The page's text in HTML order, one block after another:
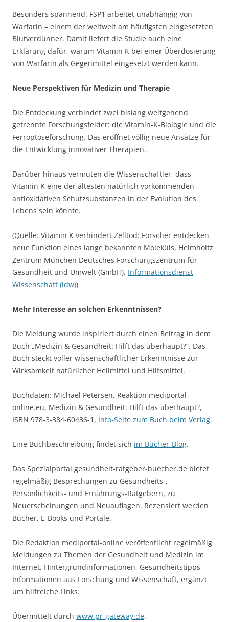
Besonders spannend: FSP1 arbeitet unabhängig von
Warfarin – einem der weltweit am häufigsten eingesetzten
Blutverdünner. Damit liefert die Studie auch eine
Erklärung dafür, warum Vitamin K bei einer Überdosierung
von Warfarin als Gegenmittel eingesetzt werden kann.
Neue Perspektiven für Medizin und Therapie
Die Entdeckung verbindet zwei bislang weitgehend
getrennte Forschungsfelder: die Vitamin-K-Biologie und die
Ferroptoseforschung. Das eröffnet völlig neue Ansätze für
die Entwicklung innovativer Therapien.
Darüber hinaus vermuten die Wissenschaftler, dass
Vitamin K eine der ältesten natürlich vorkommenden
antioxidativen Schutzsubstanzen in der Evolution des
Lebens sein könnte.
(Quelle: Vitamin K verhindert Zelltod: Forscher entdecken
neue Funktion eines lange bekannten Moleküls, Helmholtz
Zentrum München Deutsches Forschungszentrum für
Gesundheit und Umwelt (GmbH), Informationsdienst
Wissenschaft (idw))
Mehr Interesse an solchen Erkenntnissen?
Die Meldung wurde inspiriert durch einen Beitrag in dem
Buch „Medizin & Gesundheit: Hilft das überhaupt?“. Das
Buch steckt voller wissenschaftlicher Erkenntnisse zur
Wirksamkeit natürlicher Heilmittel und Hilfsmittel.
Buchdaten: Michael Petersen, Reaktion mediportal-
online.eu, Medizin & Gesundheit: Hilft das überhaupt?,
ISBN 978-3-384-60436-1, Info-Seite zum Buch beim Verlag.
Eine Buchbeschreibung findet sich im Bücher-Blog.
Das Spezialportal gesundheit-ratgeber-buecher.de bietet
regelmäßig Besprechungen zu Gesundheits-,
Persönlichkeits- und Ernährungs-Ratgebern, zu
Neuerscheinungen und Neuauflagen. Rezensiert werden
Bücher, E-Books und Portale.
Die Redaktion mediportal-online veröffentlicht regelmäßig
Meldungen zu Themen der Gesundheit und Medizin im
Internet. Hintergrundinformationen, Gesundheitstipps,
Informationen aus Forschung und Wissenschaft, ergänzt
um hilfreiche Links.
Übermittelt durch www.pr-gateway.de.